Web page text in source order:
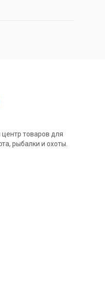
товаров для
рыбалки и охоты.